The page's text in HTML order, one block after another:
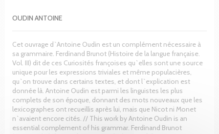
OUDIN ANTOINE
Cet ouvrage d`Antoine Oudin est un complément nécessaire à
sa grammaire. Ferdinand Brunot (Histoire de la langue française.
Vol. III) dit de ces Curiosités françoises qu`elles sont une source
unique pour les expressions triviales et même populacières,
qu`on trouve dans certains textes, et dont l`explication est
donnée là. Antoine Oudin est parmi les linguistes les plus
complets de son époque, donnant des mots nouveaux que les
lexicographes ont recueillis après lui, mais que Nicot ni Monet
n`avaient encore cités. // This work by Antoine Oudin is an
essential complement of his grammar. Ferdinand Brunot